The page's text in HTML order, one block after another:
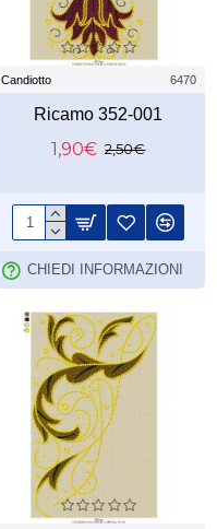
Candiotto 6470
Ricamo 352-001
1,90€ 2,50€
CHIEDI INFORMAZIONI